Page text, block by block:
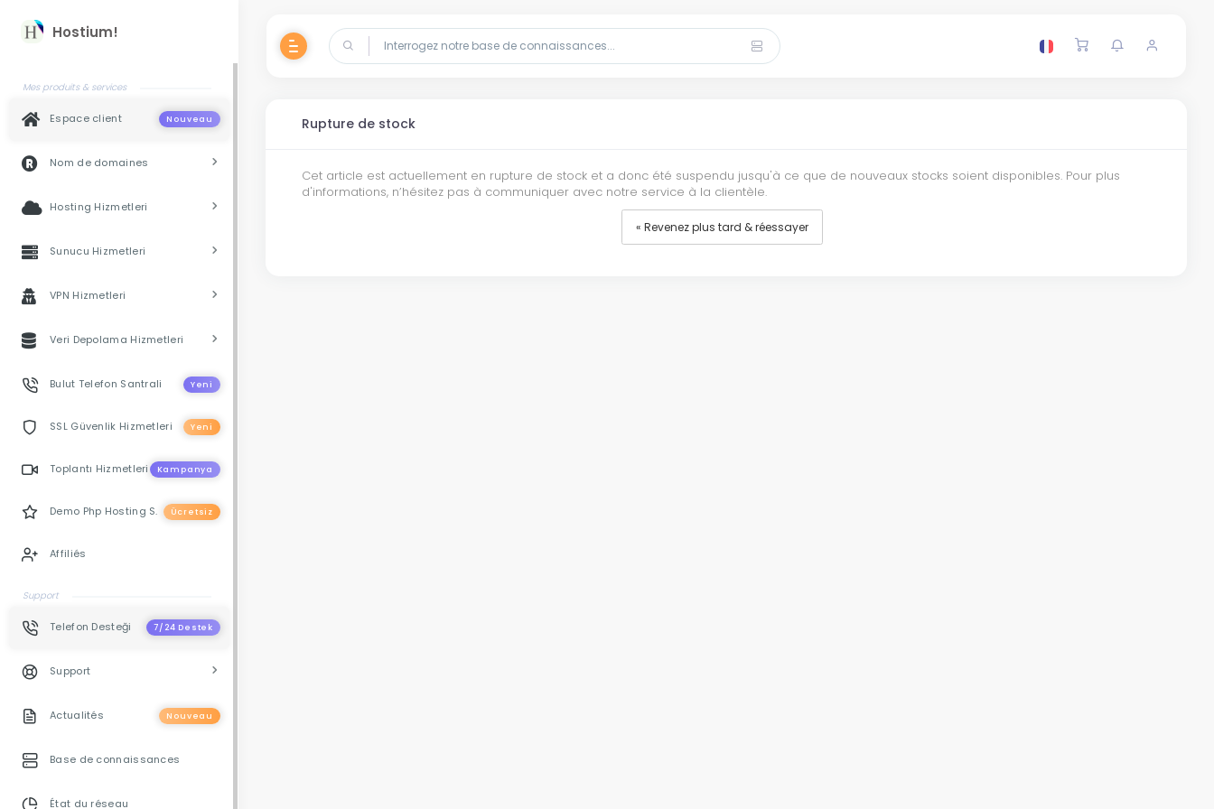
Hostium!
Mes produits & services
Espace client Nouveau
Nom de domaines
Hosting Hizmetleri
Sunucu Hizmetleri
VPN Hizmetleri
Veri Depolama Hizmetleri
Bulut Telefon Santrali Yeni
SSL Güvenlik Hizmetleri Yeni
Toplantı Hizmetleri Kampanya
Demo Php Hosting S. Ücretsiz
Affiliés
Support
Telefon Desteği 7/24 Destek
Support
Actualités Nouveau
Base de connaissances
État du réseau
Rupture de stock
Cet article est actuellement en rupture de stock et a donc été suspendu jusqu'à ce que de nouveaux stocks soient disponibles. Pour plus
d'informations, n’hésitez pas à communiquer avec notre service à la clientèle.
« Revenez plus tard & réessayer